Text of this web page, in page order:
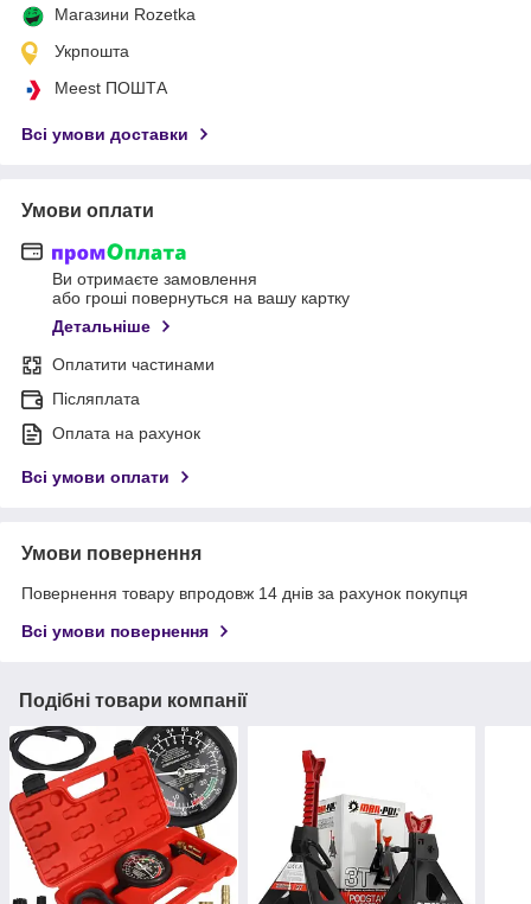
Магазини Rozetka
Укрпошта
Meest ПОШТА
Всі умови доставки
Умови оплати
Ви отримаєте замовлення
або гроші повернуться на вашу картку
Детальніше
Оплатити частинами
Післяплата
Оплата на рахунок
Всі умови оплати
Умови повернення
Повернення товару впродовж 14 днів за рахунок покупця
Всі умови повернення
Подібні товари компанії